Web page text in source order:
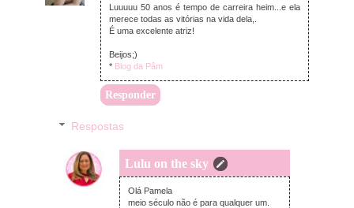
Luuuuu 50 anos é tempo de carreira heim...e ela
merece todas as vitórias na vida dela,.
É uma excelente atriz!
Beijos;)
* Blog da Pâm
Responder
Respostas
Lulu on the sky
sexta-feira, janeiro 16, 2015
Olá Pamela
meio século não é para qualquer um.